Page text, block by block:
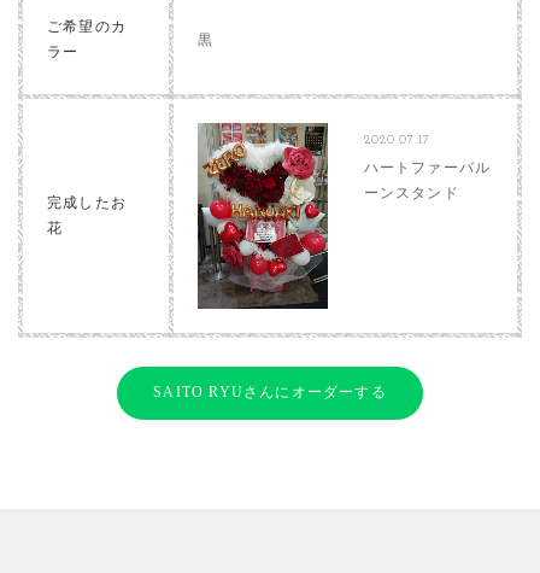
ご希望のカ
ラー
黒
完成したお
花
2020.07.17
ハートファーバル
ーンスタンド
SAITO RYUさんにオーダーする